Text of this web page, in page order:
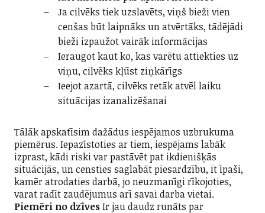
Ja cilvēks tiek uzslavēts, viņš bieži vien
cenšas būt laipnāks un atvērtāks, tādējādi
bieži izpaužot vairāk informācijas
Ieraugot kaut ko, kas varētu attiekties uz
viņu, cilvēks kļūst ziņkārīgs
Ieejot azartā, cilvēks retāk atvēl laiku
situācijas izanalizēšanai
Tālāk apskatīsim dažādus iespējamos uzbrukuma
piemērus. Iepazīstoties ar tiem, iespējams labāk
izprast, kādi riski var pastāvēt pat ikdienišķās
situācijās, un censties saglabāt piesardzību, it īpaši,
kamēr atrodaties darbā, jo neuzmanīgi rīkojoties,
varat radīt zaudējumus arī savai darba vietai.
Piemēri no dzīvesIr jau daudz runāts par